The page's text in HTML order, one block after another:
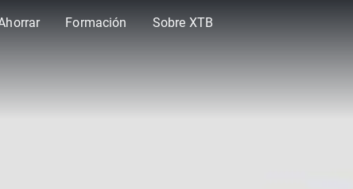
Formación Sobre XTB